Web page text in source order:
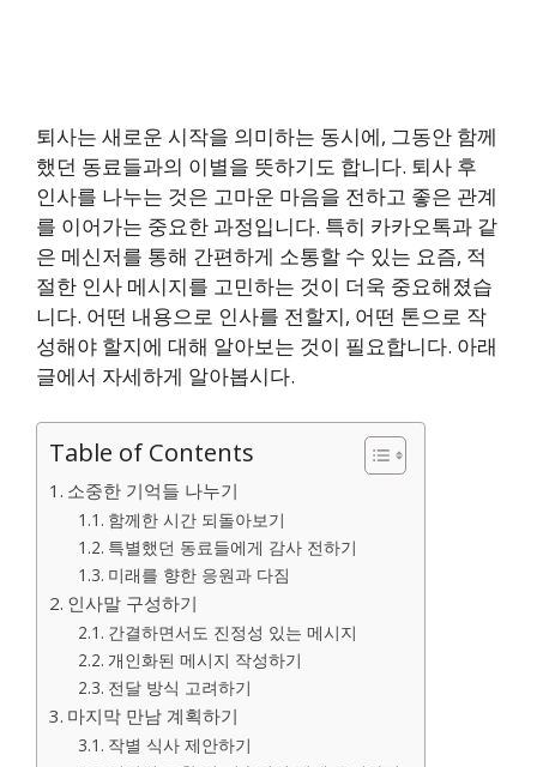
퇴사는 새로운 시작을 의미하는 동시에, 그동안 함께
했던 동료들과의 이별을 뜻하기도 합니다. 퇴사 후
인사를 나누는 것은 고마운 마음을 전하고 좋은 관계
를 이어가는 중요한 과정입니다. 특히 카카오톡과 같
은 메신저를 통해 간편하게 소통할 수 있는 요즘, 적
절한 인사 메시지를 고민하는 것이 더욱 중요해졌습
니다. 어떤 내용으로 인사를 전할지, 어떤 톤으로 작
성해야 할지에 대해 알아보는 것이 필요합니다. 아래
글에서 자세하게 알아봅시다.
Table of Contents
소중한 기억들 나누기
함께한 시간 되돌아보기
특별했던 동료들에게 감사 전하기
미래를 향한 응원과 다짐
인사말 구성하기
간결하면서도 진정성 있는 메시지
개인화된 메시지 작성하기
전달 방식 고려하기
마지막 만남 계획하기
작별 식사 제안하기